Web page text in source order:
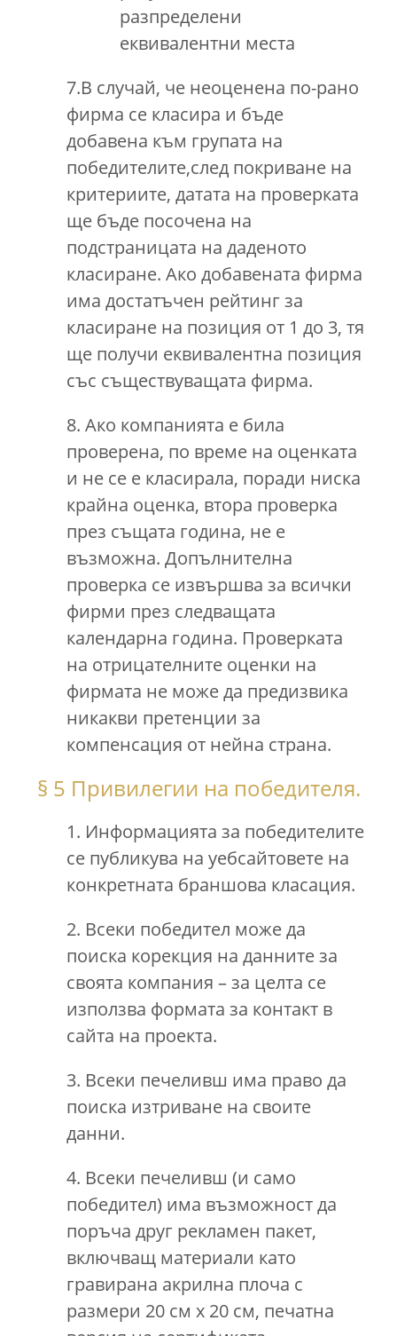
разпределени
еквивалентни места
7.В случай, че неоценена по-рано
фирма се класира и бъде
добавена към групата на
победителите,след покриване на
критериите, датата на проверката
ще бъде посочена на
подстраницата на даденото
класиране. Ако добавената фирма
има достатъчен рейтинг за
класиране на позиция от 1 до 3, тя
ще получи еквивалентна позиция
със съществуващата фирма.
8. Ако компанията е била
проверена, по време на оценката
и не се е класирала, поради ниска
крайна оценка, втора проверка
през същата година, не е
възможна. Допълнителна
проверка се извършва за всички
фирми през следващата
календарна година. Проверката
на отрицателните оценки на
фирмата не може да предизвика
никакви претенции за
компенсация от нейна страна.
§ 5 Привилегии на победителя.
1. Информацията за победителите
се публикува на уебсайтовете на
конкретната браншова класация.
2. Всеки победител може да
поиска корекция на данните за
своята компания – за целта се
използва формата за контакт в
сайта на проекта.
3. Всеки печеливш има право да
поиска изтриване на своите
данни.
4. Всеки печеливш (и само
победител) има възможност да
поръча друг рекламен пакет,
включващ материали като
гравирана акрилна плоча с
размери 20 см х 20 см, печатна